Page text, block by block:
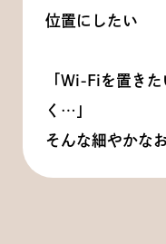
位置にしたい
「Wi-Fiを置き
く…」
そんな細やかな